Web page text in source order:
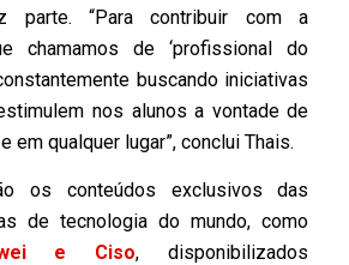
parte. “Para contribuir com a
chamamos de ‘profissional do
buscando iniciativas
nos alunos a vontade de
em qualquer lugar”, conclui Thais.
os conteúdos exclusivos das
de tecnologia do mundo, como
e Ciso, disponibilizados